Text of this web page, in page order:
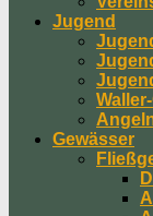
Jugend
Gewässer